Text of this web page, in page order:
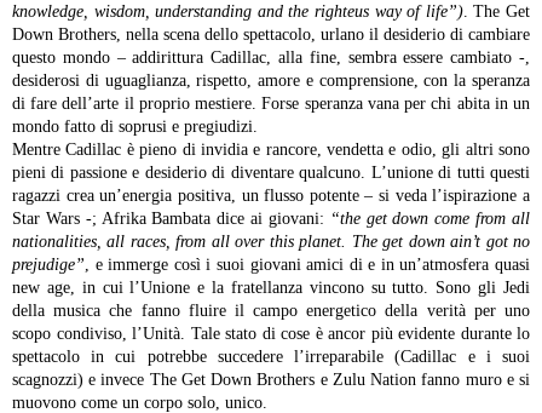
knowledge, wisdom, understanding and the righteus way of life”). The Get
Down Brothers, nella scena dello spettacolo, urlano il desiderio di cambiare
questo mondo – addirittura Cadillac, alla fine, sembra essere cambiato -,
desiderosi di uguaglianza, rispetto, amore e comprensione, con la speranza
di fare dell’arte il proprio mestiere. Forse speranza vana per chi abita in un
mondo fatto di soprusi e pregiudizi.
Mentre Cadillac è pieno di invidia e rancore, vendetta e odio, gli altri sono
pieni di passione e desiderio di diventare qualcuno. L’unione di tutti questi
ragazzi crea un’energia positiva, un flusso potente – si veda l’ispirazione a
Star Wars -; Afrika Bambata dice ai giovani: “the get down come from all
nationalities, all races, from all over this planet. The get down ain’t got no
prejudige” , e immerge così i suoi giovani amici di e in un’atmosfera quasi
new age, in cui l’Unione e la fratellanza vincono su tutto. Sono gli Jedi
della musica che fanno fluire il campo energetico della verità per uno
scopo condiviso, l’Unità. Tale stato di cose è ancor più evidente durante lo
spettacolo in cui potrebbe succedere l’irreparabile (Cadillac e i suoi
scagnozzi) e invece The Get Down Brothers e Zulu Nation fanno muro e si
muovono come un corpo solo, unico.